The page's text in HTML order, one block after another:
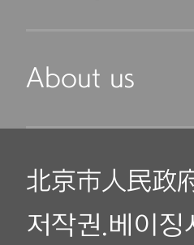
About us
北京市人民政
저작권.베이